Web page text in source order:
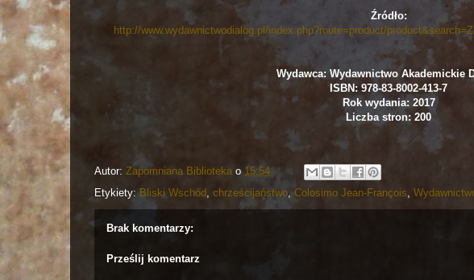
Źródło:
http://www.wydawnictwodialog.pl/index.php?route=product/
Wydawca: Wydawnictwo Akademickie
ISBN: 978-83-8002-413-7
Rok wydania: 2017
Liczba stron: 200
Autor: Zapomniana Biblioteka o 15:54
Etykiety:Bliski Wschód , chrześcijaństwo, Colosimo Jean-François,
Brak komentarzy:
Prześlij komentarz